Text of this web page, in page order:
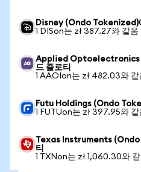
Disney (Ondo Tokenized)
1 DISon는 zł 387.27와 같음
Applied Optoelectronics
드 즐로티
1 AAOIon는 zł 482.03와 같
Futu Holdings (Ondo
1 FUTUon는 zł 397.95와 같
Texas Instruments (Ondo
티
1 TXNon는 zł 1,060.30와